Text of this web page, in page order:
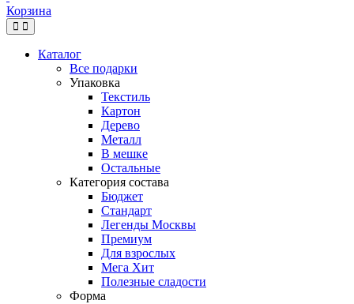
Корзина
Каталог
Все подарки
Упаковка
Текстиль
Картон
Дерево
Металл
В мешке
Остальные
Категория состава
Бюджет
Стандарт
Легенды Москвы
Премиум
Для взрослых
Мега Хит
Полезные сладости
Форма